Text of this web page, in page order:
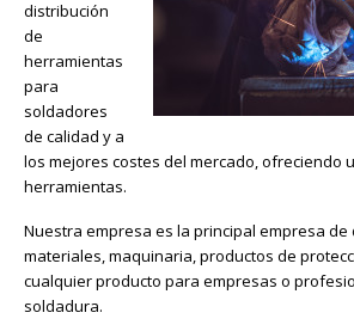
distribución
de
herramientas
para
soldadores
de calidad y a
los mejores costes del mercado, ofreciendo
herramientas.
Nuestra empresa es la principal empresa de
materiales, maquinaria, productos de
cualquier producto para empresas o
soldadura.